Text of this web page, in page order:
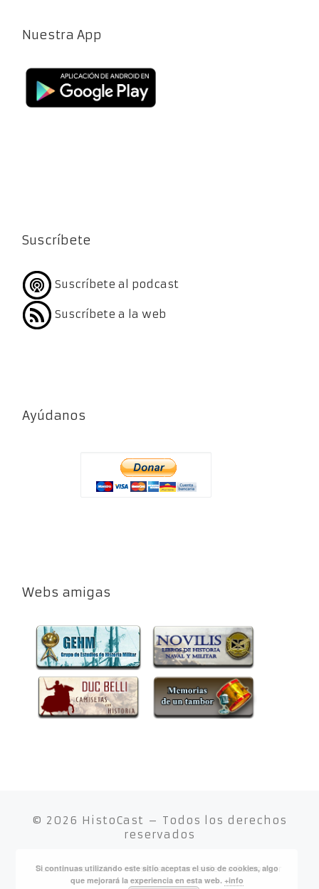
Nuestra App
Suscríbete
Suscríbete al podcast
Suscríbete a la web
Ayúdanos
Webs amigas
© 2026 HistoCast – Todos los derechos
reservados
Funciona conWP– Diseñado con elTema Customizr
Si continuas utilizando este sitio aceptas el uso de cookies, algo
que mejorará la experiencia en esta web. +info